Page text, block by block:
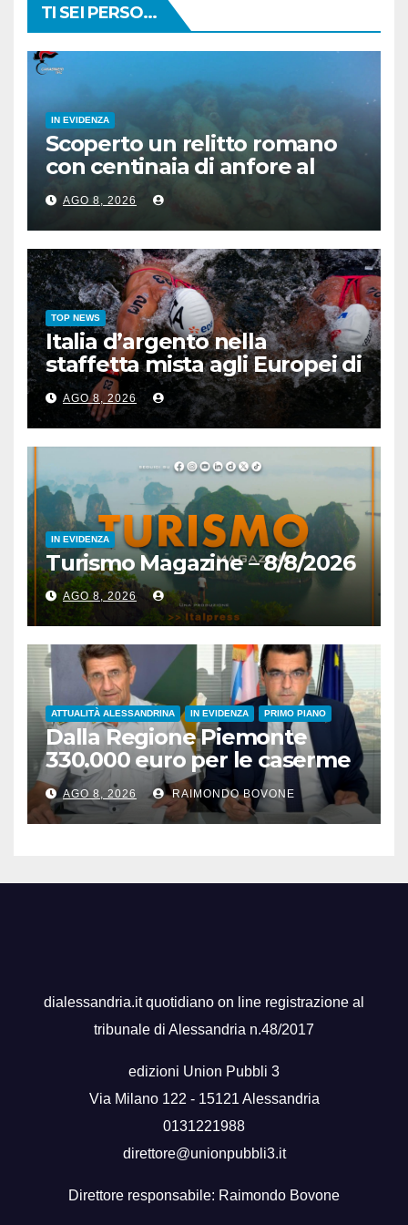
TI SEI PERSO...
IN EVIDENZA
Scoperto un relitto romano
con centinaia di anfore al
largo di Mazara del Vallo
AGO 8, 2026
TOP NEWS
Italia d’argento nella
staffetta mista agli Europei di
nuoto di fondo
AGO 8, 2026
IN EVIDENZA
Turismo Magazine – 8/8/2026
AGO 8, 2026
ATTUALITÀ ALESSANDRINA IN EVIDENZA PRIMO PIANO
Dalla Regione Piemonte
330.000 euro per le caserme
della Guardia di Finanza
AGO 8, 2026 RAIMONDO BOVONE
dialessandria.it quotidiano on line registrazione al
tribunale di Alessandria n.48/2017
edizioni Union Pubbli 3
Via Milano 122 - 15121 Alessandria
0131221988
direttore@unionpubbli3.it
Direttore responsabile: Raimondo Bovone